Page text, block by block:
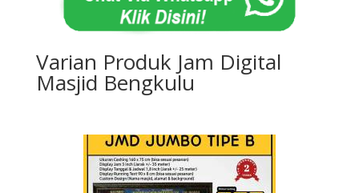
Varian Produk Jam Digital
Masjid Bengkulu